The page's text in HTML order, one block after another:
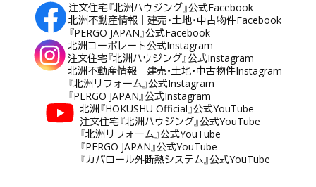
注文住宅『北洲ハウジング』公式Facebook
北洲不動産情報｜建売・土地・中古物件Facebook
『PERGO JAPAN』公式Facebook
北洲コーポレート公式Instagram
注文住宅『北洲ハウジング』公式Instagram
北洲不動産情報｜建売・土地・中古物件Instagram
『北洲リフォーム』公式Instagram
『PERGO JAPAN』公式Instagram
北洲『HOKUSHU Official』公式YouTube
注文住宅『北洲ハウジング』公式YouTube
『北洲リフォーム』公式YouTube
『PERGO JAPAN』公式YouTube
『カパロール外断熱システム』公式YouTube